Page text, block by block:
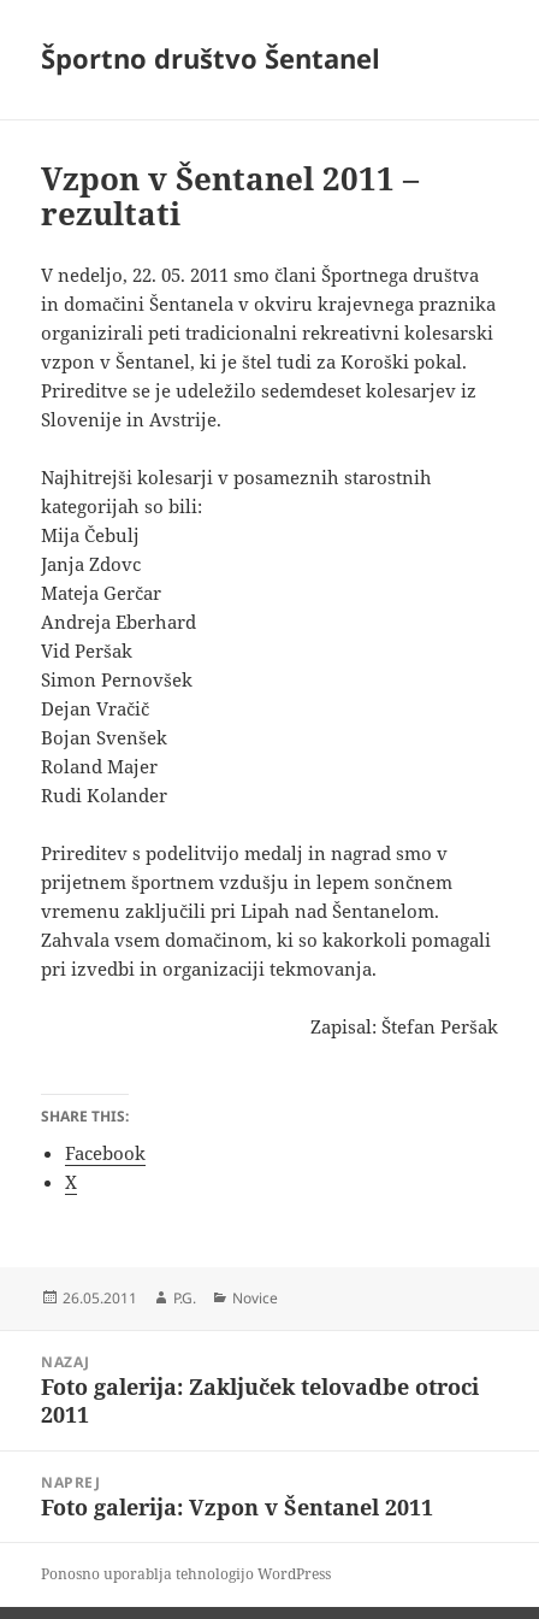
Športno društvo Šentanel
Vzpon v Šentanel 2011 –
rezultati
V nedeljo, 22. 05. 2011 smo člani Športnega društva
in domačini Šentanela v okviru krajevnega praznika
organizirali peti tradicionalni rekreativni kolesarski
vzpon v Šentanel, ki je štel tudi za Koroški pokal.
Prireditve se je udeležilo sedemdeset kolesarjev iz
Slovenije in Avstrije.
Najhitrejši kolesarji v posameznih starostnih
kategorijah so bili:
Mija Čebulj
Janja Zdovc
Mateja Gerčar
Andreja Eberhard
Vid Peršak
Simon Pernovšek
Dejan Vračič
Bojan Svenšek
Roland Majer
Rudi Kolander
Prireditev s podelitvijo medalj in nagrad smo v
prijetnem športnem vzdušju in lepem sončnem
vremenu zaključili pri Lipah nad Šentanelom.
Zahvala vsem domačinom, ki so kakorkoli pomagali
pri izvedbi in organizaciji tekmovanja.
Zapisal: Štefan Peršak
SHARE THIS:
Facebook
X
Objavljeno
26.05.2011 Avtor
P.G. Kategorije
Novice
prispevka
NAZAJ
Prejšnji
prispevek:
Foto galerija: Zaključek telovadbe otroci
2011
NAPREJ
Naslednji
Foto galerija: Vzpon v Šentanel 2011
Ponosno uporablja tehnologijo WordPress